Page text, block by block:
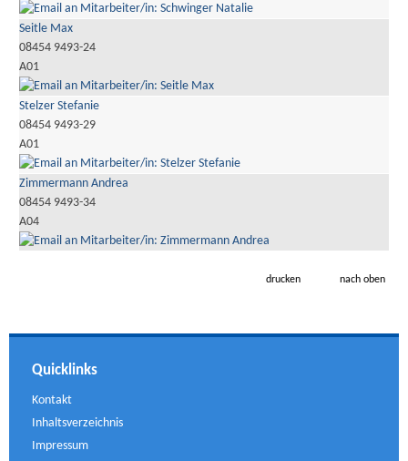
Seitle Max
08454 9493-24
A01
Stelzer Stefanie
08454 9493-29
A01
Zimmermann Andrea
08454 9493-34
A04
drucken nach oben
Quicklinks
Kontakt
Inhaltsverzeichnis
Impressum